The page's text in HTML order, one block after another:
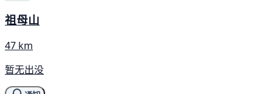
祖母山
47 km
暂无出没